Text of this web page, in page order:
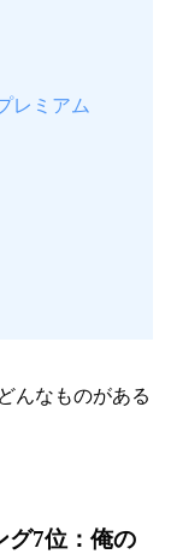
レミアム
んなものがある
グ7位：俺の